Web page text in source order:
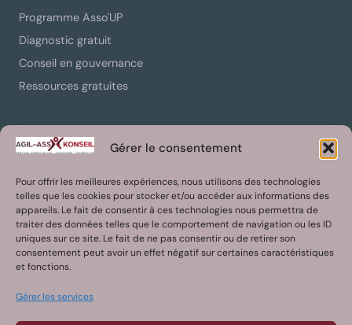
Gérer le consentement
Pour offrir les meilleures expériences, nous utilisons des technologies
telles que les cookies pour stocker et/ou accéder aux informations des
appareils. Le fait de consentir à ces technologies nous permettra de
traiter des données telles que le comportement de navigation ou les ID
uniques sur ce site. Le fait de ne pas consentir ou de retirer son
consentement peut avoir un effet négatif sur certaines caractéristiques
et fonctions.
Gérer les services
Programme Asso'UP
Diagnostic gratuit
Conseil en gouvernance
Ressources gratuites
Contact
contact@agil-asso-konseil.fr
Paris, France
LinkedIn